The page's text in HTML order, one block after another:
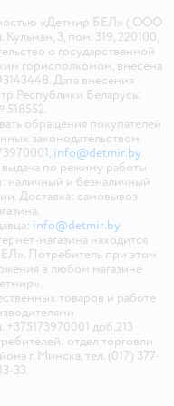
«Детмир БЕЛ» ( ООО
3, пом. 319, 220100,
о государственной
горисполкомом, внесена
Дата внесения
Республики Беларусь:
518552.
обращения покупателей
законодательством
info@detmir.by.
выдача по режиму работы
наличный и безналичный
Доставка: самовывоз
info@detmir.by
магазина находится
Потребитель при этом
в любом магазине
товаров и работе
доб.213
отдел торговли
г. Минска, тел. (017) 377-
33.